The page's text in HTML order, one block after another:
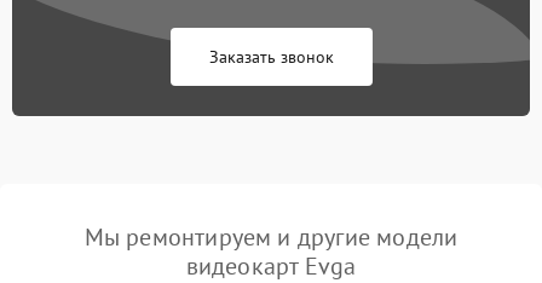
Заказать звонок
Мы ремонтируем и другие модели
видеокарт Evga